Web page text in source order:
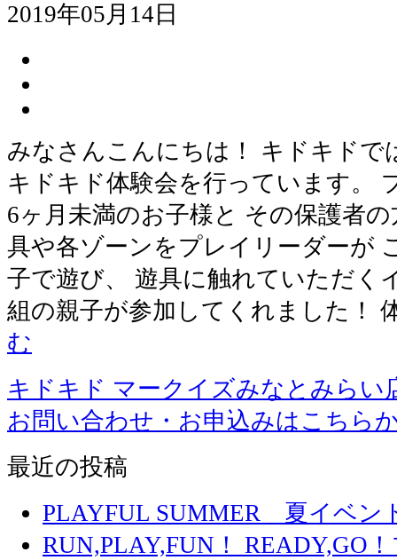
2019年05月14日
みなさんこんにちは！ キドキドで
キドキド体験会を行っています。
6ヶ月未満のお子様と その保護者
具や各ゾーンをプレイリーダーが
子で遊び、 遊具に触れていただく
組の親子が参加してくれました！
む
キドキド マークイズみなとみらい
お問い合わせ・お申込みはこちら
最近の投稿
PLAYFUL SUMMER 夏イベ
RUN,PLAY,FUN！ READY,GO